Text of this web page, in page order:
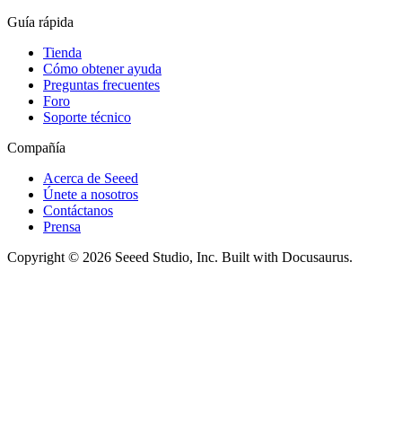
Guía rápida
Tienda
Cómo obtener ayuda
Preguntas frecuentes
Foro
Soporte técnico
Compañía
Acerca de Seeed
Únete a nosotros
Contáctanos
Prensa
Copyright © 2026 Seeed Studio, Inc. Built with Docusaurus.